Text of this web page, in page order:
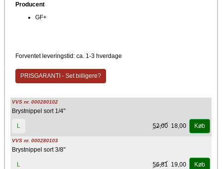
Producent
GF+
Forventet leveringstid: ca. 1-3 hverdage
PRISGARANTI - Set billigere?
VVS nr. 000280102
Brystnippel sort 1/4"
L 52,00 18,00 Køb
VVS nr. 000280103
Brystnippel sort 3/8"
L 56,81 19,00 Køb